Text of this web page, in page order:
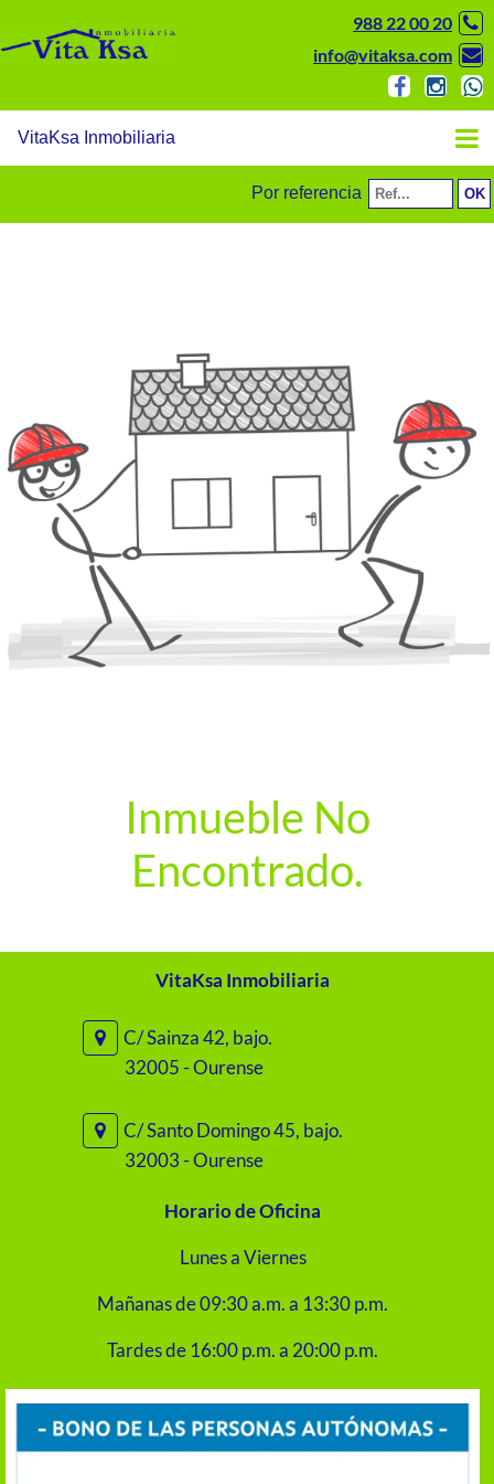
988 22 00 20
info@vitaksa.com
VitaKsa Inmobiliaria
Por referencia
Inmueble No
Encontrado.
VitaKsa Inmobiliaria
C/ Sainza 42, bajo.
32005 - Ourense
C/ Santo Domingo 45, bajo.
32003 - Ourense
Horario de Oficina
Lunes a Viernes
Mañanas de 09:30 a.m. a 13:30 p.m.
Tardes de 16:00 p.m. a 20:00 p.m.